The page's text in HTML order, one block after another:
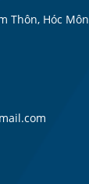
Thôn, Hóc Môn